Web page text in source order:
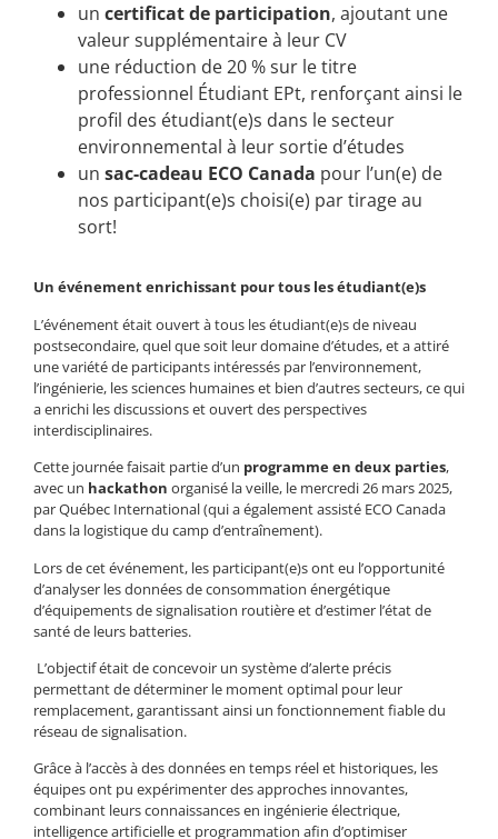
un certificat de participation, ajoutant une
valeur supplémentaire à leur CV
une réduction de 20 % sur le titre
professionnel Étudiant EPt, renforçant ainsi le
profil des étudiant(e)s dans le secteur
environnemental à leur sortie d’études
un sac-cadeau ECO Canada pour l’un(e) de
nos participant(e)s choisi(e) par tirage au
sort!
Un événement enrichissant pour tous les étudiant(e)s
L’événement était ouvert à tous les étudiant(e)s de niveau
postsecondaire, quel que soit leur domaine d’études, et a attiré
une variété de participants intéressés par l’environnement,
l’ingénierie, les sciences humaines et bien d’autres secteurs, ce qui
a enrichi les discussions et ouvert des perspectives
interdisciplinaires.
Cette journée faisait partie d’un programme en deux parties,
avec un hackathon organisé la veille, le mercredi 26 mars 2025,
par Québec International (qui a également assisté ECO Canada
dans la logistique du camp d’entraînement).
Lors de cet événement, les participant(e)s ont eu l’opportunité
d’analyser les données de consommation énergétique
d’équipements de signalisation routière et d’estimer l’état de
santé de leurs batteries.
L’objectif était de concevoir un système d’alerte précis
permettant de déterminer le moment optimal pour leur
remplacement, garantissant ainsi un fonctionnement fiable du
réseau de signalisation.
Grâce à l’accès à des données en temps réel et historiques, les
équipes ont pu expérimenter des approches innovantes,
combinant leurs connaissances en ingénierie électrique,
intelligence artificielle et programmation afin d’optimiser